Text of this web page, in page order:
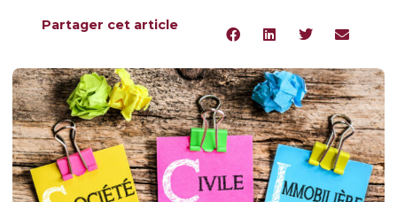
Partager cet article